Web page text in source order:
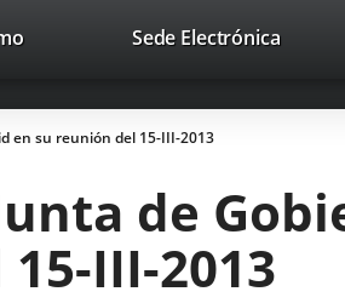
Trabaja con nosotros Contacto
This
open
in
up
window.
Sede ElectrónicaLink
en su reunión del 15-III-2013
de
III-2013